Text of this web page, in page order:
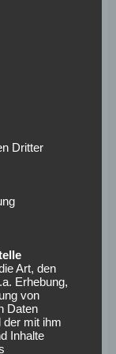
(1:0) und
einzig gegen
ist ebenfalls
sieben Punkten
Zähler mehr auf
André
der
noch
Dritter
Art, den
Erhebung,
von
Daten
der mit ihm
Inhalte